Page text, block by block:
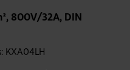
800V/32A, DIN
KXA04LH